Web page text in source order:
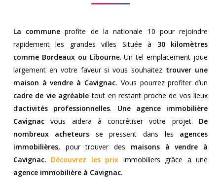
La communeprofite de la nationale 10 pour rejoindre
rapidement les grandes villes Située à 30 kilomètres
comme Bordeaux ou Libourne. Un tel emplacement joue
largement en votre faveur si vous souhaitez trouver une
maison à vendre à Cavignac. Vous pourrez profiter d’un
cadre de vie agréable tout en restant proche de vos lieux
d’activités professionnelles. Une agence immobilière
Cavignacvous aidera à concrétiser votre projet. De
nombreux acheteurs se pressent dans les agences
immobilières, pour trouver des maisons à vendre à
Cavignac. Découvrez les prix immobiliers grâce a une
agence immobilière à Cavignac.